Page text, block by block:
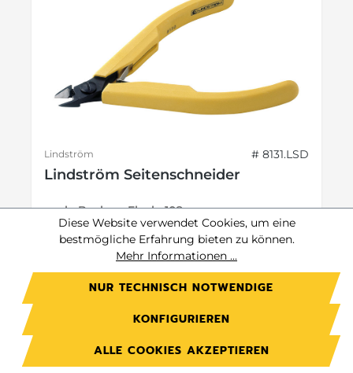
Lindström # 8131.LSD
Lindström Seitenschneider
ovale Backen, Flush, 108 mm
Preis auf Anfrage.
Diese Website verwendet Cookies, um eine
bestmögliche Erfahrung bieten zu können.
Mehr Informationen ...
NUR TECHNISCH NOTWENDIGE
KONFIGURIEREN
ALLE COOKIES AKZEPTIEREN